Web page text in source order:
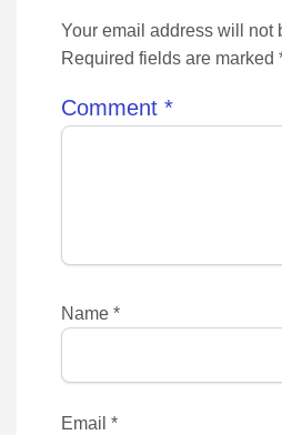
Your email address will not
Required fields are marked
Comment *
Name *
Email *